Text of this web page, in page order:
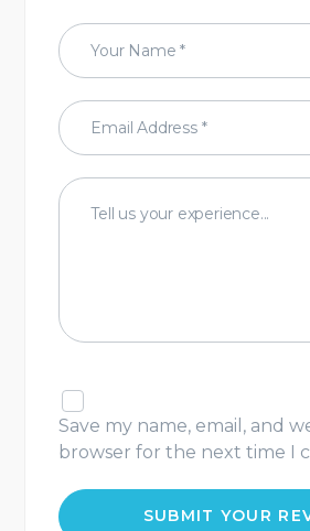
Save my name, email, and
browser for the next time I